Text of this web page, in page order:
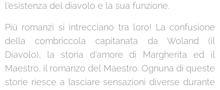
l'esistenza del diavolo e la sua funzione.
Più romanzi si intrecciano tra loro! La confusione
della combriccola capitanata da Woland (il
Diavolo), la storia d'amore di Margherita ed il
Maestro, il romanzo del Maestro. Ognuna di queste
storie riesce a lasciare sensazioni diverse durante